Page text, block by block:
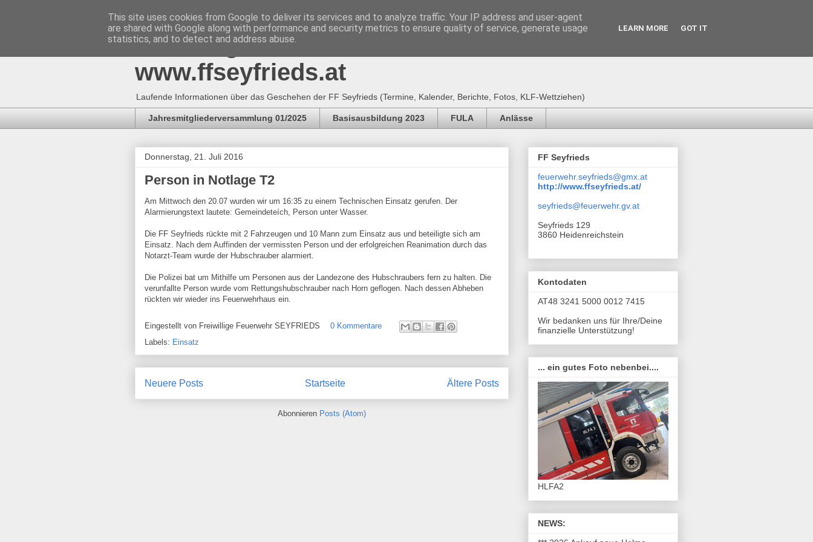
Freiwillige Feuerwehr SEYFRIEDS
www.ffseyfrieds.at
Laufende Informationen über das Geschehen der FF Seyfrieds (Termine, Kalender, Berichte, Fotos, KLF-Wettziehen)
Jahresmitgliederversammlung 01/2025 Basisausbildung 2023 FULA Anlässe
Donnerstag, 21. Juli 2016
Person in Notlage T2
Am Mittwoch den 20.07 wurden wir um 16:35 zu einem Technischen Einsatz gerufen. Der
Alarmierungstext lautete: Gemeindeteích, Person unter Wasser.
Die FF Seyfrieds rückte mit 2 Fahrzeugen und 10 Mann zum Einsatz aus und beteiligte sich am
Einsatz. Nach dem Auffinden der vermissten Person und der erfolgreichen Reanimation durch das
Notarzt-Team wurde der Hubschrauber alarmiert.
Die Polizei bat um Mithilfe um Personen aus der Landezone des Hubschraubers fern zu halten. Die
verunfallte Person wurde vom Rettungshubschrauber nach Horn geflogen. Nach dessen Abheben
rückten wir wieder ins Feuerwehrhaus ein.
Eingestellt von Freiwillige Feuerwehr SEYFRIEDS
0 Kommentare
Labels: Einsatz
Neuere Posts Ältere Posts
Startseite
Abonnieren Posts (Atom)
FF Seyfrieds
feuerwehr.seyfrieds@gmx.at
http://www.ffseyfrieds.at/
seyfrieds@feuerwehr.gv.at
Seyfrieds 129
3860 Heidenreichstein
Kontodaten
AT48 3241 5000 0012 7415
Wir bedanken uns für Ihre/Deine
finanzielle Unterstützung!
... ein gutes Foto nebenbei....
HLFA2
NEWS:
This site uses cookies from Google to deliver its services and to analyze traffic. Your IP address and user-agent
are shared with Google along with performance and security metrics to ensure quality of service, generate usage
statistics, and to detect and address abuse.
LEARN MORE GOT IT